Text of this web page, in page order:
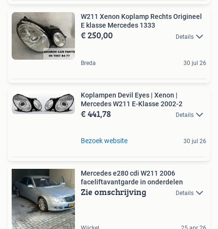
W211 Xenon Koplamp Rechts Origineel
E klasse Mercedes 1333
€ 250,00 Details
Breda 30 jul 26
Koplampen Devil Eyes | Xenon |
Mercedes W211 E-Klasse 2002-2
€ 441,78 Details
Bezoek website 30 jul 26
Mercedes e280 cdi W211 2006
faceliftavantgarde in onderdelen
Zie omschrijving Details